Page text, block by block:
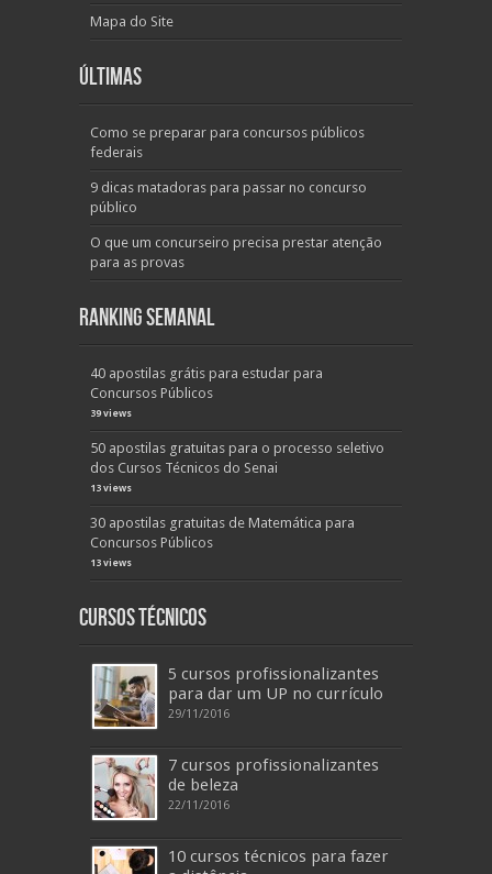
Mapa do Site
Últimas
Como se preparar para concursos públicos
federais
9 dicas matadoras para passar no concurso
público
O que um concurseiro precisa prestar atenção
para as provas
Ranking Semanal
40 apostilas grátis para estudar para
Concursos Públicos
39 views
50 apostilas gratuitas para o processo seletivo
dos Cursos Técnicos do Senai
13 views
30 apostilas gratuitas de Matemática para
Concursos Públicos
13 views
Cursos Técnicos
5 cursos profissionalizantes
para dar um UP no currículo
29/11/2016
7 cursos profissionalizantes
de beleza
22/11/2016
10 cursos técnicos para fazer